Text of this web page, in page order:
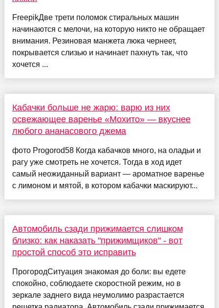
FreepikДве трети поломок стиральных машин
начинаются с мелочи, на которую никто не обращает
внимания. Резиновая манжета люка чернеет,
покрывается слизью и начинает пахнуть так, что
хочется ...
Кабачки больше не жарю: варю из них
освежающее варенье «Мохито» — вкуснее
любого ананасового джема
фото Progorod58 Когда кабачков много, на оладьи и
рагу уже смотреть не хочется. Тогда в ход идет
самый неожиданный вариант — ароматное варенье
с лимоном и мятой, в котором кабачки маскируют...
Автомобиль сзади прижимается слишком
близко: как наказать "прижимщиков" - вот
простой способ это исправить
ПрогородСитуация знакомая до боли: вы едете
спокойно, соблюдаете скоростной режим, но в
зеркале заднего вида неумолимо разрастается